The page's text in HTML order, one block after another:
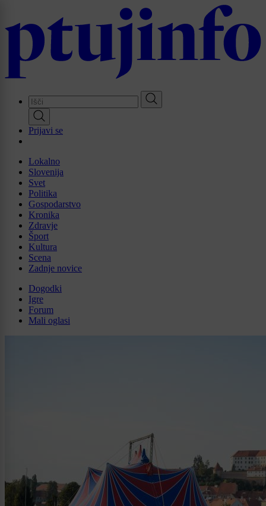
main
Prijavi se
Lokalno
Slovenija
Svet
Politika
Gospodarstvo
Kronika
Zdravje
Šport
Kultura
Scena
Zadnje novice
Dogodki
Igre
Forum
Mali oglasi